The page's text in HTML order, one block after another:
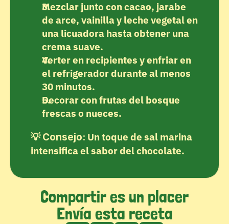
Mezclar junto con cacao, jarabe
de arce, vainilla y leche vegetal en
una licuadora hasta obtener una
crema suave.
Verter en recipientes y enfriar en
el refrigerador durante al menos
30 minutos.
Decorar con frutas del bosque
frescas o nueces.
💡 Consejo: Un toque de sal marina
intensifica el sabor del chocolate.
Compartir es un placer
Envía esta receta